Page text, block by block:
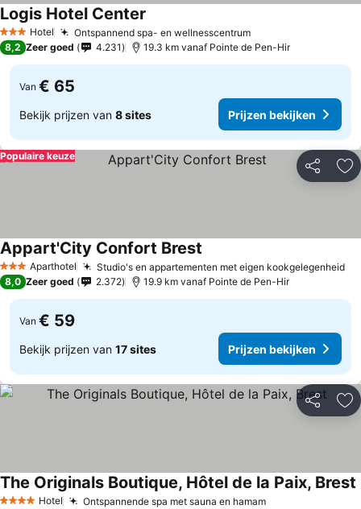
3 SterrenHotel Ontspannend spa- en wellnesscentrum
Logis Hotel Center
8,2 Zeer goed 4.231 19.3 km vanaf Pointe de Pen-Hir
Van € 65
Bekijk prijzen van 8 sites Prijzen bekijken
Delen
Populaire keuze
3 SterrenAparthotel Studio's en appartementen met eigen kookgelegenheid
Appart'City Confort Brest
8,0 Zeer goed 2.372 19.9 km vanaf Pointe de Pen-Hir
Van € 59
Bekijk prijzen van 17 sites Prijzen bekijken
Delen
4 SterrenHotel Ontspannende spa met sauna en hamam
The Originals Boutique, Hôtel de la Paix, Brest